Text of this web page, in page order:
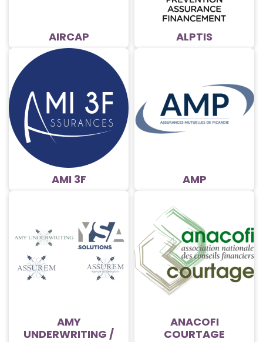
AIRCAP ALPTIS
AMI 3F AMP
AMY
UNDERWRITING /
ANACOFI
COURTAGE